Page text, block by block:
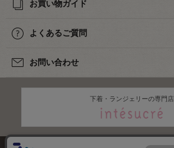
お買い物ガイド
よくあるご質問
お問い合わせ
下着・ランジェリーの専門店